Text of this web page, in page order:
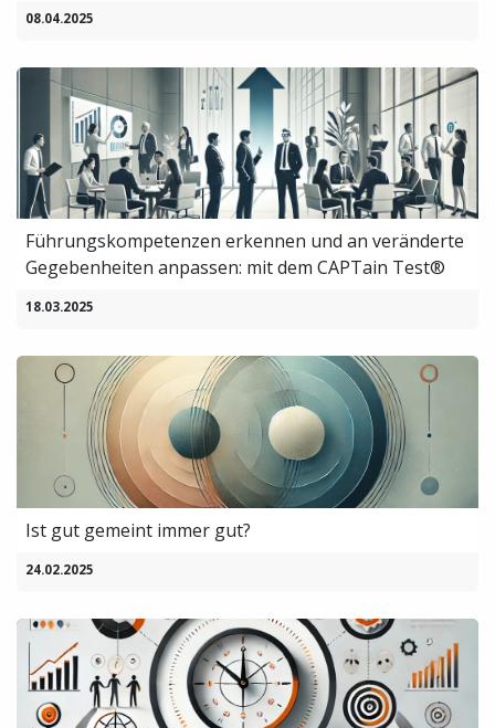
08.04.2025
Führungskompetenzen erkennen und an veränderte
Gegebenheiten anpassen: mit dem CAPTain Test®
18.03.2025
Ist gut gemeint immer gut?
24.02.2025